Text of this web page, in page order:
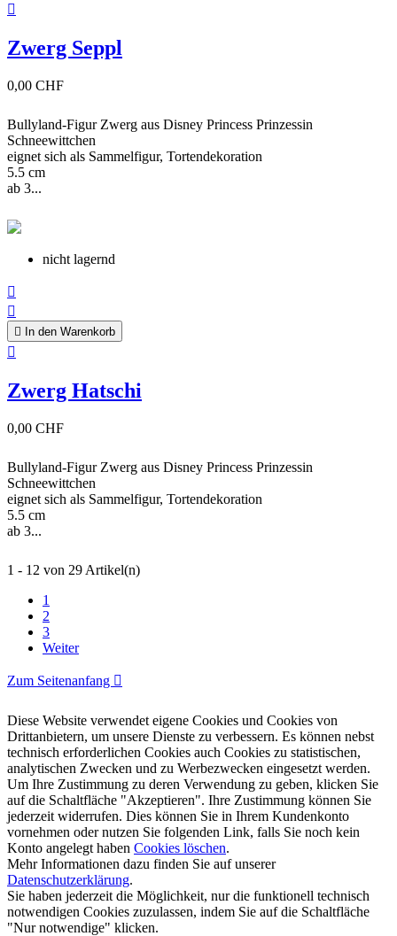

Zwerg Seppl
0,00 CHF
Bullyland-Figur Zwerg aus Disney Princess Prinzessin
Schneewittchen
eignet sich als Sammelfigur, Tortendekoration
5.5 cm
ab 3...
nicht lagernd


 In den Warenkorb

Zwerg Hatschi
0,00 CHF
Bullyland-Figur Zwerg aus Disney Princess Prinzessin
Schneewittchen
eignet sich als Sammelfigur, Tortendekoration
5.5 cm
ab 3...
1 - 12 von 29 Artikel(n)
1
2
3
Weiter
Zum Seitenanfang 
Diese Website verwendet eigene Cookies und Cookies von
Drittanbietern, um unsere Dienste zu verbessern. Es können nebst
technisch erforderlichen Cookies auch Cookies zu statistischen,
analytischen Zwecken und zu Werbezwecken eingesetzt werden.
Um Ihre Zustimmung zu deren Verwendung zu geben, klicken Sie
auf die Schaltfläche "Akzeptieren". Ihre Zustimmung können Sie
jederzeit widerrufen. Dies können Sie in Ihrem Kundenkonto
vornehmen oder nutzen Sie folgenden Link, falls Sie noch kein
Konto angelegt haben Cookies löschen.
Mehr Informationen dazu finden Sie auf unserer
Datenschutzerklärung.
Sie haben jederzeit die Möglichkeit, nur die funktionell technisch
notwendigen Cookies zuzulassen, indem Sie auf die Schaltfläche
"Nur notwendige" klicken.